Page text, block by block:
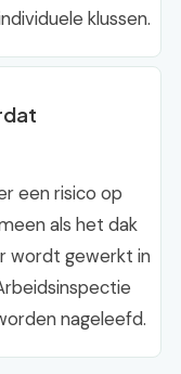
klussen.
een risico op
als het dak
wordt gewerkt in
nageleefd.